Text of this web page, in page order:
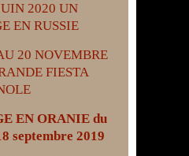
2020 UN
EN RUSSIE
20 NOVEMBRE
FIESTA
EN ORANIE du
septembre 2019